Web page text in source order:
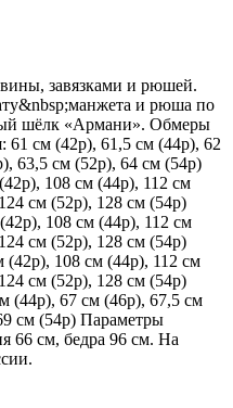
завязками и рюшей.
и рюша по
шёлк «Армани». Обмеры
61 см (42р), 61,5 см (44р), 62
63,5 см (52р), 64 см (54р)
108 см (44р), 112 см
см (52р), 128 см (54р)
108 см (44р), 112 см
см (52р), 128 см (54р)
(42р), 108 см (44р), 112 см
см (52р), 128 см (54р)
(44р), 67 см (46р), 67,5 см
см (54р) Параметры
66 см, бедра 96 см. На